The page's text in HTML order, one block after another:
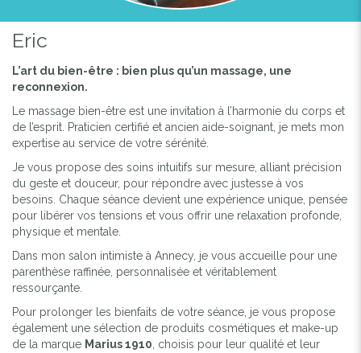
Eric
L’art du bien-être : bien plus qu’un massage, une
reconnexion.
Le massage bien-être est une invitation à l’harmonie du corps et
de l’esprit. Praticien certifié et ancien aide-soignant, je mets mon
expertise au service de votre sérénité.
Je vous propose des soins intuitifs sur mesure, alliant précision
du geste et douceur, pour répondre avec justesse à vos
besoins. Chaque séance devient une expérience unique, pensée
pour libérer vos tensions et vous offrir une relaxation profonde,
physique et mentale.
Dans mon salon intimiste à Annecy, je vous accueille pour une
parenthèse raffinée, personnalisée et véritablement
ressourçante.
Pour prolonger les bienfaits de votre séance, je vous propose
également une sélection de produits cosmétiques et make-up
de la marque Marius 1910 , choisis pour leur qualité et leur